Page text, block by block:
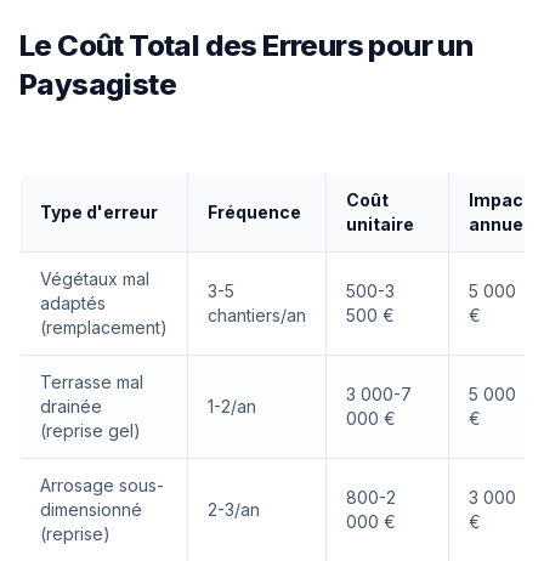
Le Coût Total des Erreurs pour un
Paysagiste
Type d'erreur Fréquence
Coût
unitaire
Impact
annuel
Végétaux mal
adaptés
(remplacement)
3-5
chantiers/an
500-3
500 €
5 000
€
Terrasse mal
drainée
(reprise gel)
1-2/an
3 000-7
000 €
5 000
€
Arrosage sous-
dimensionné
(reprise)
2-3/an
800-2
000 €
3 000
€